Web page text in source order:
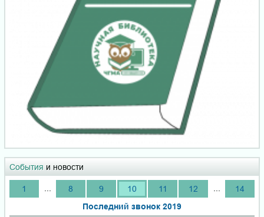
События и новости
1 8 9 10 11 12
14
Последний звонок 2019